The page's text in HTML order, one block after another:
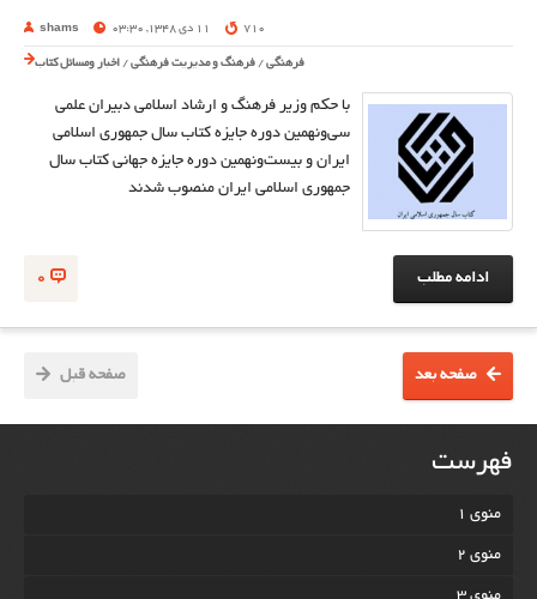
shams 11 دی 1348, 03:30 710
فرهنگی / فرهنگ و مدیریت فرهنگی / اخبار ومسائل کتاب
با حکم وزیر فرهنگ و ارشاد اسلامی دبیران علمی
سی‌و‌نهمین دوره جایزه کتاب سال جمهوری اسلامی
ایران و بیست‌و‌نهمین دوره جایزه جهانی کتاب سال
جمهوری اسلامی ایران منصوب شدند
0 ادامه مطلب
صفحه قبل صفحه بعد
فهرست
منوی 1
منوی 2